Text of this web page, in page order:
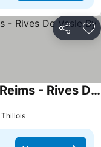
Partilhar
Holiday Inn Express & Suites Reims - Rives De Vesle By Ihg
Thillois